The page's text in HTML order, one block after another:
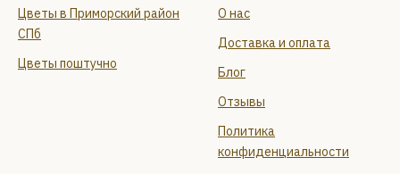
Цветы в Приморский район
СПб
Цветы поштучно
О нас
Доставка и оплата
Блог
Отзывы
Политика
конфиденциальности